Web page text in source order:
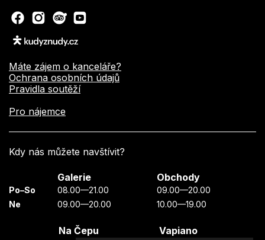
Máte zájem o kanceláře?
Ochrana osobních údajů
Pravidla soutěží
Pro nájemce
Kdy nás můžete navštívit?
Galerie Obchody
Po–So 08.00—21.00
09.00—20.00
Ne
09.00—20.00 10.00—19.00
Na Čepu Vapiano